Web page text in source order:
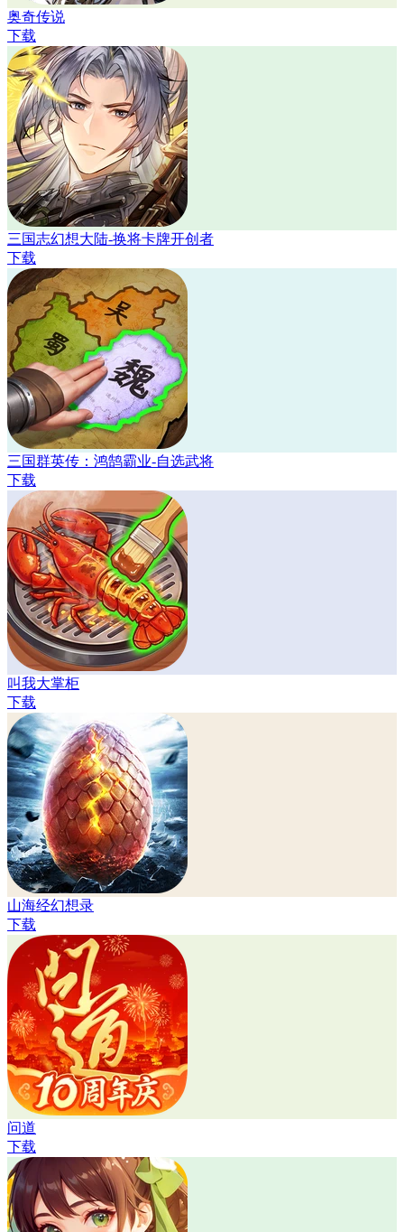
奥奇传说
下载
三国志幻想大陆-换将卡牌开创者
下载
三国群英传：鸿鹄霸业-自选武将
下载
叫我大掌柜
下载
山海经幻想录
下载
问道
下载